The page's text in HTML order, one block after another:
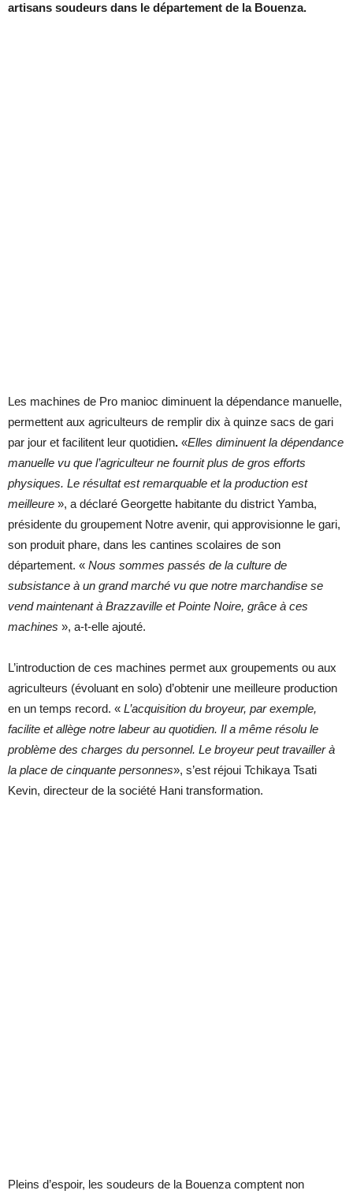
artisans soudeurs dans le département de la Bouenza.
Les machines de Pro manioc diminuent la dépendance manuelle,
permettent aux agriculteurs de remplir dix à quinze sacs de gari
par jour et facilitent leur quotidien. «Elles diminuent la dépendance
manuelle vu que l’agriculteur ne fournit plus de gros efforts
physiques. Le résultat est remarquable et la production est
meilleure », a déclaré Georgette habitante du district Yamba,
présidente du groupement Notre avenir, qui approvisionne le gari,
son produit phare, dans les cantines scolaires de son
département. « Nous sommes passés de la culture de
subsistance à un grand marché vu que notre marchandise se
vend maintenant à Brazzaville et Pointe Noire, grâce à ces
machines », a-t-elle ajouté.
L’introduction de ces machines permet aux groupements ou aux
agriculteurs (évoluant en solo) d’obtenir une meilleure production
en un temps record. « L’acquisition du broyeur, par exemple,
facilite et allège notre labeur au quotidien. Il a même résolu le
problème des charges du personnel. Le broyeur peut travailler à
la place de cinquante personnes», s’est réjoui Tchikaya Tsati
Kevin, directeur de la société Hani transformation.
Pleins d’espoir, les soudeurs de la Bouenza comptent non